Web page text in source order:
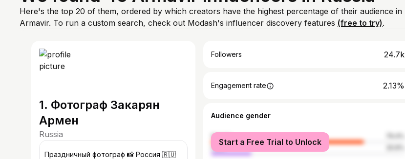
Here's the top 20 of them, ordered by which creators have the highest percentage of their audience in
Armavir. To run a custom search, check out Modash's influencer discovery features (free to try).
1. Фотограф Закарян
Армен
Russia
Праздничный фотограф 📸 Россия 🇷🇺
Followers 24.7k
Engagement rate 2.13%
Audience gender
female
male
Start a Free Trial to Unlock